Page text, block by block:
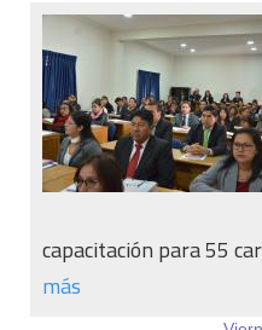
capacitación para 55
más